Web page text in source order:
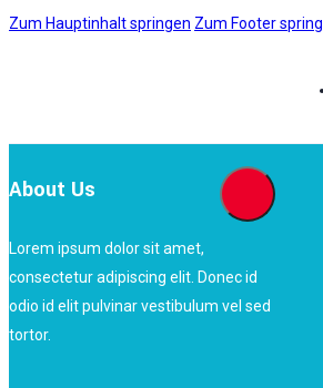
Zum Hauptinhalt springen Zum Footer
About Us
Lorem ipsum dolor sit amet,
consectetur adipiscing elit. Donec id
odio id elit pulvinar vestibulum vel sed
tortor.